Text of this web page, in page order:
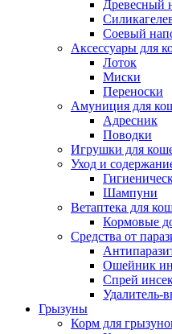
Древесный
Соевый
Аксессуары для
Лоток
Миски
Переноски
Амуниция для
Адресник
Поводки
Игрушки для
Уход и
Шампуни
Ветаптека для
Кормовые
Средства от
Ошейник
Спрей
Удалитель-
Грызуны
Корм для